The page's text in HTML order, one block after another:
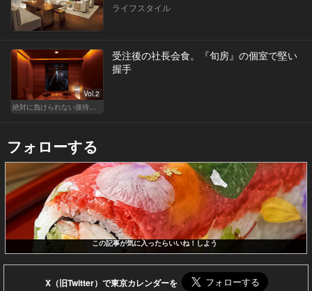
ライフスタイル
Vol.2
受注後の社長会食。『旬房』の個室で堅い
握手
フォローする
この記事が気に入ったらいいね！しよう
X（旧Twitter）で東京カレンダーを